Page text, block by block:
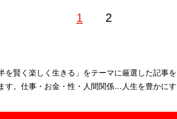
1 2
る。地元の高校を卒業後、野茂英雄と同じ1995
国で大学を卒業後、某スポーツデータ会社に就
、MLBを中心とした野球記事、および競馬情報サ
を賢く楽しく生きる」をテーマに厳選した記事
す。仕事・お金・性・人間関係…人生を豊かに